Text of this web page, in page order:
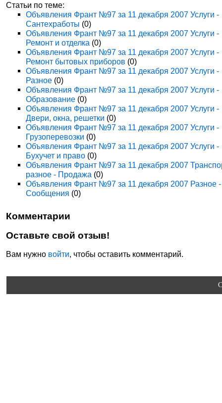
Статьи по теме:
Объявления Франт №97 за 11 декабря 2007 Услуги -
Сантехработы (0)
Объявления Франт №97 за 11 декабря 2007 Услуги -
Ремонт и отделка (0)
Объявления Франт №97 за 11 декабря 2007 Услуги -
Ремонт бытовых приборов (0)
Объявления Франт №97 за 11 декабря 2007 Услуги -
Разное (0)
Объявления Франт №97 за 11 декабря 2007 Услуги -
Образование (0)
Объявления Франт №97 за 11 декабря 2007 Услуги -
Двери, окна, решетки (0)
Объявления Франт №97 за 11 декабря 2007 Услуги -
Грузоперевозки (0)
Объявления Франт №97 за 11 декабря 2007 Услуги -
Бухучет и право (0)
Объявления Франт №97 за 11 декабря 2007
разное - Продажа (0)
Объявления Франт №97 за 11 декабря 2007 Разное -
Сообщения (0)
Комментарии
Оставьте свой отзыв!
Вам нужно войти, чтобы оставить комментарий.